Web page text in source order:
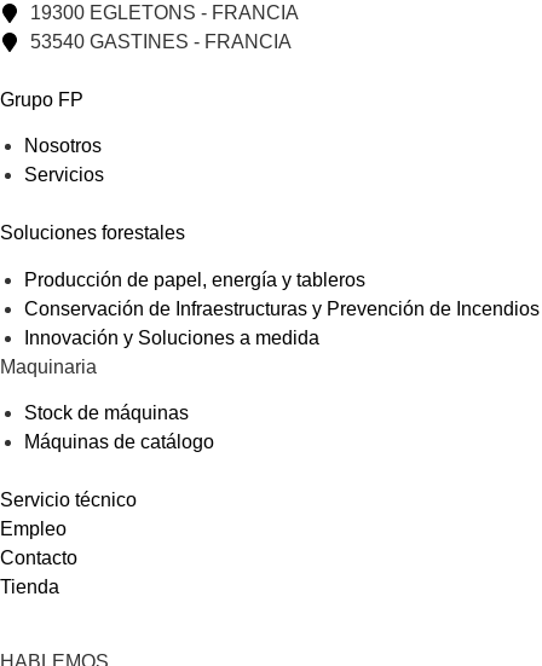
19300 EGLETONS - FRANCIA
53540 GASTINES - FRANCIA
Grupo FP
Nosotros
Servicios
Soluciones forestales
Producción de papel, energía y tableros
Conservación de Infraestructuras y Prevención de Incendios
Innovación y Soluciones a medida
Maquinaria
Stock de máquinas
Máquinas de catálogo
Servicio técnico
Empleo
Contacto
Tienda